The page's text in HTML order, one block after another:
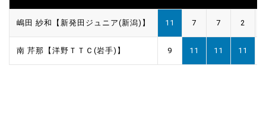
嶋田 紗和【新発田ジュニア(新潟)】 11 7 7 2
南 芹那【洋野ＴＴＣ(岩手)】 9 11 11 11